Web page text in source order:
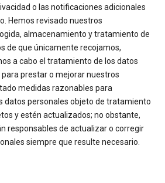
o las notificaciones adicionales
Hemos revisado nuestros
almacenamiento y tratamiento de
de que únicamente recojamos,
a cabo el tratamiento de los datos
prestar o mejorar nuestros
medidas razonables para
datos personales objeto de tratamiento
y estén actualizados; no obstante,
responsables de actualizar o corregir
siempre que resulte necesario.